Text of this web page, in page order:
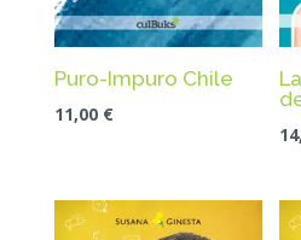
Puro-Impuro Chile
11,00 €